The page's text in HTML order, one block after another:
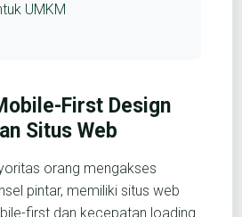
UMKM
First Design
Situs Web
orang mengakses
pintar, memiliki situs web
first dan kecepatan loading